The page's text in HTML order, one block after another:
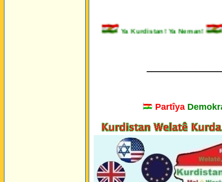
Ya Kurdistan! Ya Neman!
Partîya